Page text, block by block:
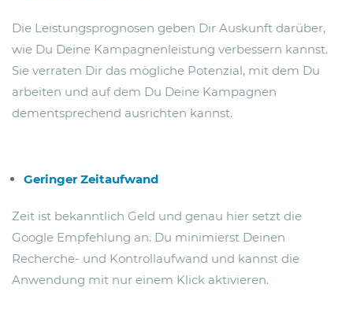
Die Leistungsprognosen geben Dir Auskunft darüber,
wie Du Deine Kampagnenleistung verbessern kannst.
Sie verraten Dir das mögliche Potenzial, mit dem Du
arbeiten und auf dem Du Deine Kampagnen
dementsprechend ausrichten kannst.
Geringer Zeitaufwand
Zeit ist bekanntlich Geld und genau hier setzt die
Google Empfehlung an. Du minimierst Deinen
Recherche- und Kontrollaufwand und kannst die
Anwendung mit nur einem Klick aktivieren.